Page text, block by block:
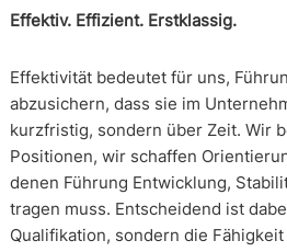
Effektiv. Effizient. Erstklassig.
Effektivität bedeutet für uns,
abzusichern, dass sie im
kurzfristig, sondern über Zeit. Wir
Positionen, wir schaffen
denen Führung Entwicklung,
tragen muss. Entscheidend ist
Qualifikation, sondern die